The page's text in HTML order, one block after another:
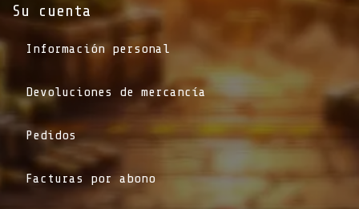
Su cuenta
Información personal
Devoluciones de mercancía
Pedidos
Facturas por abono